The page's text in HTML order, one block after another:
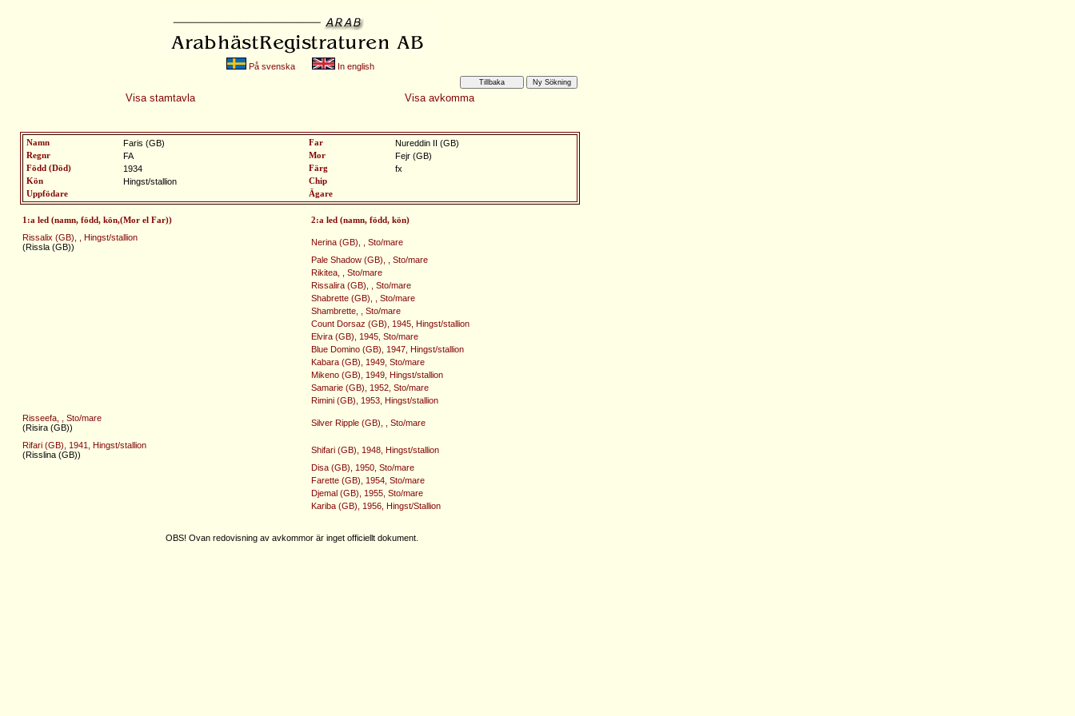
På svenska In english
Visa stamtavla Visa avkomma
Namn Faris (GB) Far Nureddin II (GB)
Regnr FA Mor Fejr (GB)
Född (Död) 1934 Färg fx
Kön Hingst/stallion
Chip
Uppfödare
Ägare
1:a led (namn, född, kön,(Mor el Far)) 2:a led (namn, född, kön)
Rissalix (GB), , Hingst/stallion
(Rissla (GB))
Nerina (GB), , Sto/mare
Pale Shadow (GB), , Sto/mare
Rikitea, , Sto/mare
Rissalira (GB), , Sto/mare
Shabrette (GB), , Sto/mare
Shambrette, , Sto/mare
Count Dorsaz (GB), 1945, Hingst/stallion
Elvira (GB), 1945, Sto/mare
Blue Domino (GB), 1947, Hingst/stallion
Kabara (GB), 1949, Sto/mare
Mikeno (GB), 1949, Hingst/stallion
Samarie (GB), 1952, Sto/mare
Rimini (GB), 1953, Hingst/stallion
Risseefa, , Sto/mare
(Risira (GB))
Silver Ripple (GB), , Sto/mare
Rifari (GB), 1941, Hingst/stallion
(Risslina (GB))
Shifari (GB), 1948, Hingst/stallion
Disa (GB), 1950, Sto/mare
Farette (GB), 1954, Sto/mare
Djemal (GB), 1955, Sto/mare
Kariba (GB), 1956, Hingst/Stallion
OBS! Ovan redovisning av avkommor är inget officiellt dokument.